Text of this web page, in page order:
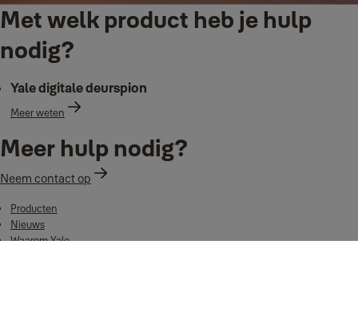
Met welk product heb je hulp
nodig?
Yale digitale deurspion
Meer weten
Meer hulp nodig?
Neem contact op
Producten
Nieuws
Waarom Yale